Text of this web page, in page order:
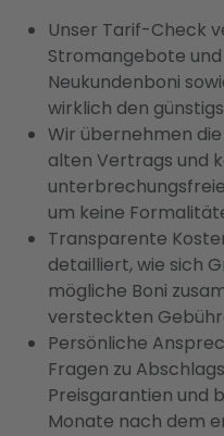
Unser Tarif-Check
Stromangebote
Neukundenboni
wirklich den
Wir übernehmen
alten Vertrags und
um keine
Transparente
detailliert, wie sich
mögliche Boni
versteckten
Persönliche
Fragen zu
Preisgarantien und
Monate nach dem